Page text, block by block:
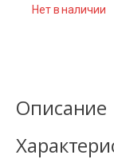
Нет в наличии
Описание